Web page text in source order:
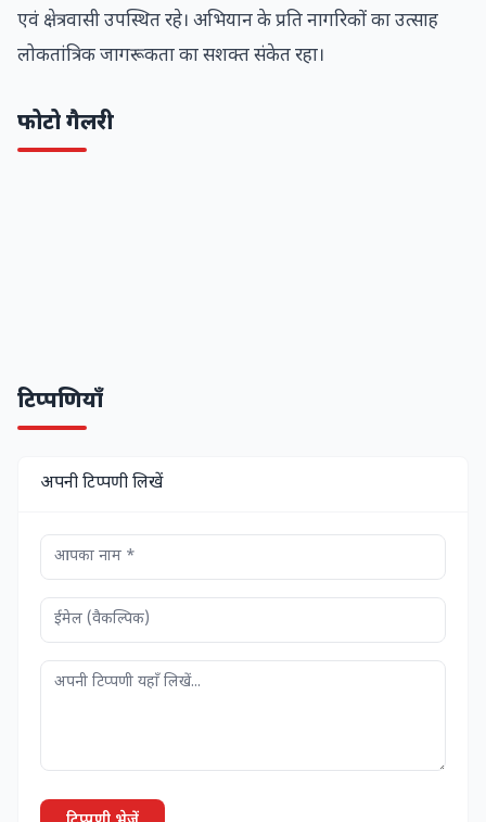
एवं क्षेत्रवासी उपस्थित रहे। अभियान के प्रति नागरिकों का उत्साह
लोकतांत्रिक जागरूकता का सशक्त संकेत रहा।
फोटो गैलरी
टिप्पणियाँ
अपनी टिप्पणी लिखें